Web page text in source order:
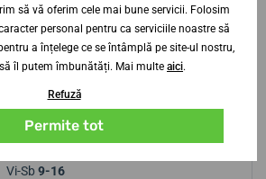
sfaturi? Contactați-ne?
252 252 306
Vi-Sb 9-16
să vă oferim cele mai bune servicii. Folosim
personal pentru ca serviciile noastre să
a înțelege ce se întâmplă pe site-ul nostru,
îl putem îmbunătăți. Mai multe aici.
Refuză
Permite tot